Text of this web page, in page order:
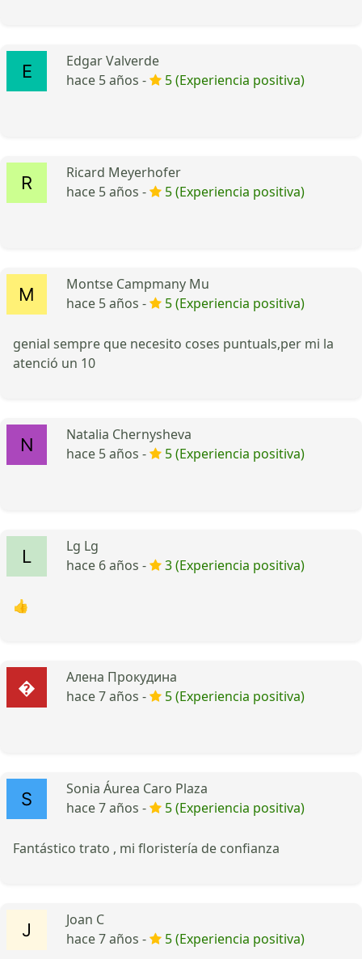
Edgar Valverde
hace 5 años -
5 (Experiencia positiva)
Ricard Meyerhofer
hace 5 años -
5 (Experiencia positiva)
Montse Campmany Mu
hace 5 años -
5 (Experiencia positiva)
genial sempre que necesito coses puntuals,per mi la
atenció un 10
Natalia Chernysheva
hace 5 años -
5 (Experiencia positiva)
Lg Lg
hace 6 años -
3 (Experiencia positiva)
👍
Алена Прокудина
hace 7 años -
5 (Experiencia positiva)
Sonia Áurea Caro Plaza
hace 7 años -
5 (Experiencia positiva)
Fantástico trato , mi floristería de confianza
Joan C
hace 7 años -
5 (Experiencia positiva)